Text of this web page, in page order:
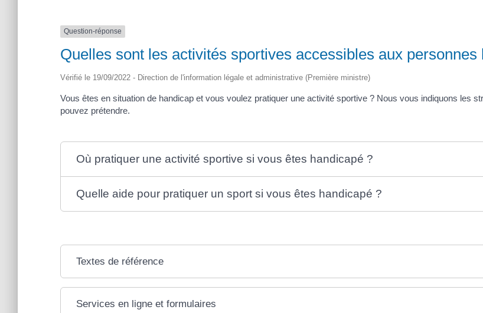
Question-réponse
Quelles sont les activités sportives accessibles aux personnes
Vérifié le 19/09/2022 - Direction de l'information légale et administrative (Première ministre)
Vous êtes en situation de handicap et vous voulez pratiquer une activité sportive ? Nous vous indiquons les
pouvez prétendre.
Où pratiquer une activité sportive si vous êtes handicapé ?
Quelle aide pour pratiquer un sport si vous êtes handicapé ?
Textes de référence
Services en ligne et formulaires